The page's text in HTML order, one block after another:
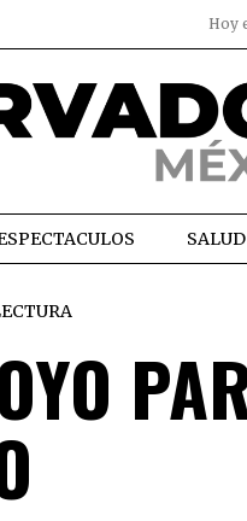
Hoy
SALUD